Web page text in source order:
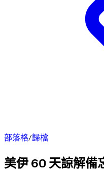
部落格/歸檔
美伊 60 天諒解備